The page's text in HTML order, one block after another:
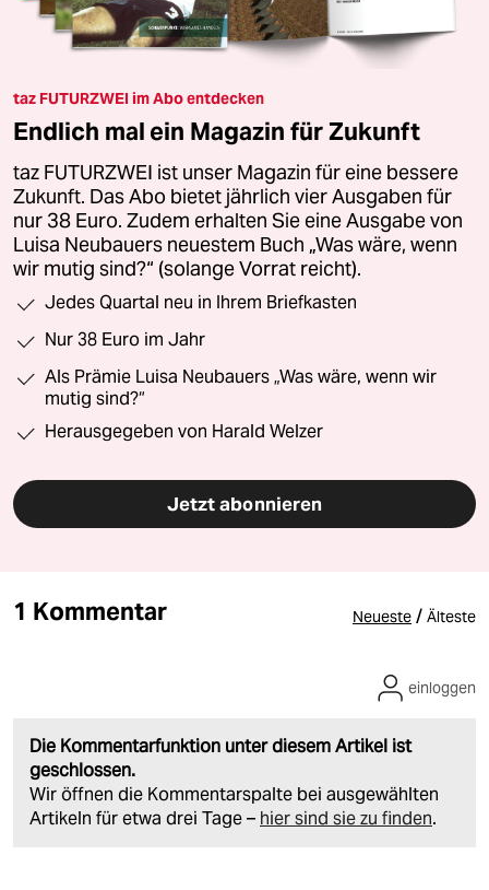
taz FUTURZWEI im Abo entdecken
Endlich mal ein Magazin für Zukunft
taz FUTURZWEI ist unser Magazin für eine bessere
Zukunft. Das Abo bietet jährlich vier Ausgaben für
nur 38 Euro. Zudem erhalten Sie eine Ausgabe von
Luisa Neubauers neuestem Buch „Was wäre, wenn
wir mutig sind?“ (solange Vorrat reicht).
Jedes Quartal neu in Ihrem Briefkasten
Nur 38 Euro im Jahr
Als Prämie Luisa Neubauers „Was wäre, wenn wir
mutig sind?“
Herausgegeben von Harald Welzer
Jetzt abonnieren
1 Kommentar Neueste / Älteste
Die Kommentarfunktion unter diesem Artikel ist
geschlossen.
Wir öffnen die Kommentarspalte bei ausgewählten
Artikeln für etwa drei Tage – hier sind sie zu finden.
einloggen